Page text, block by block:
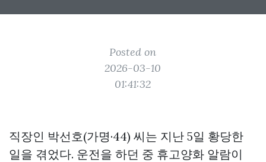
Posted on
2026-03-10
01:41:32
직장인 박선호(가명·44) 씨는 지난 5일 황당한
일을 겪었다. 운전을 하던 중 휴고양화 알람이